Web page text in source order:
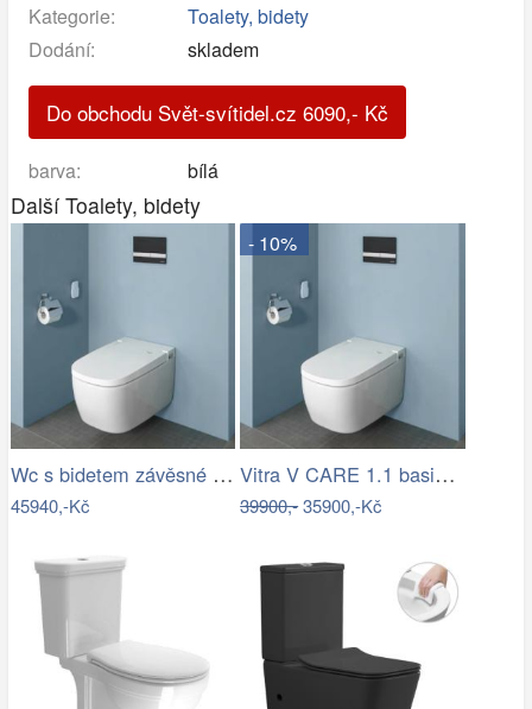
Kategorie:
Toalety, bidety
Dodání:
skladem
Do obchodu Svět-svítidel.cz 6090,- Kč
barva: bílá
Další Toalety, bidety
Wc s bidetem závěsné VitrA V Care…
45940,-Kč
- 10%
Vitra V CARE 1.1 basic bidet + wc,…
39900,-35900,-Kč